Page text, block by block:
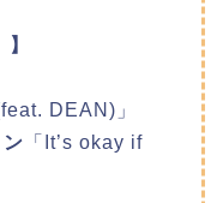
DEAN)」
「It’s okay if